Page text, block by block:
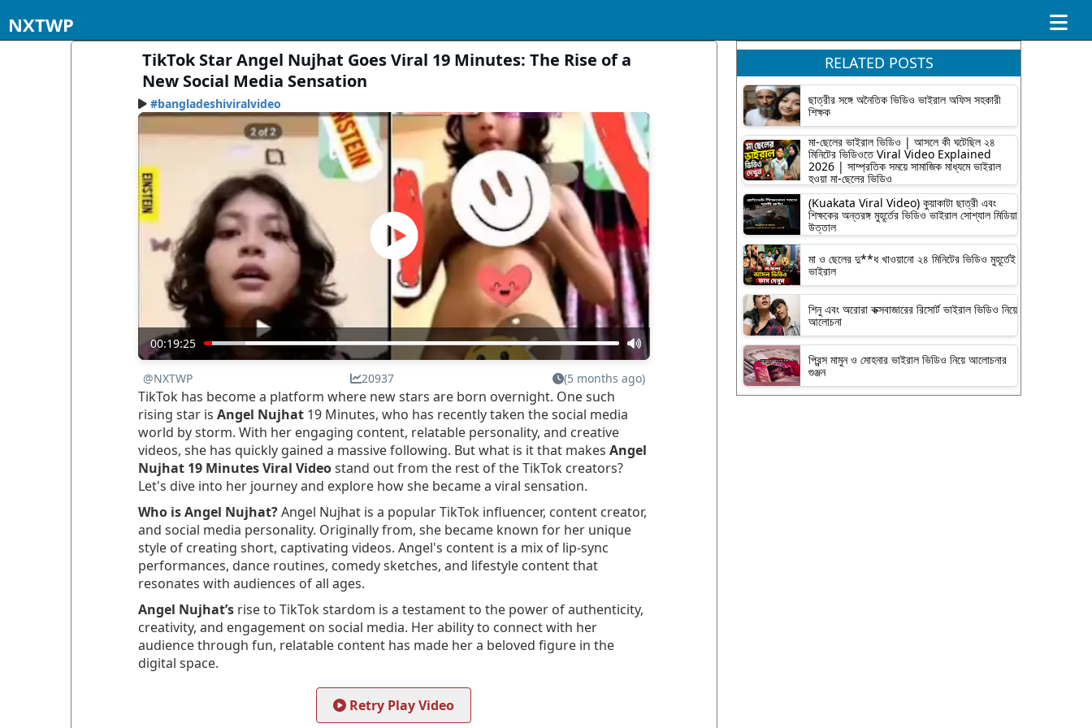
NXTWP
TikTok Star Angel Nujhat Goes Viral 19 Minutes: The Rise of a
New Social Media Sensation
#bangladeshiviralvideo
00:19:25
@NXTWP 20937 (5 months ago)
TikTok has become a platform where new stars are born overnight. One such
rising star is Angel Nujhat19 Minutes, who has recently taken the social media
world by storm. With her engaging content, relatable personality, and creative
videos, she has quickly gained a massive following. But what is it that makes Angel
Nujhat 19 Minutes Viral Videostand out from the rest of the TikTok creators?
Let's dive into her journey and explore how she became a viral sensation.
Who is Angel Nujhat?Angel Nujhat is a popular TikTok influencer, content creator,
and social media personality. Originally from, she became known for her unique
style of creating short, captivating videos. Angel's content is a mix of lip-sync
performances, dance routines, comedy sketches, and lifestyle content that
resonates with audiences of all ages.
Angel Nujhat’srise to TikTok stardom is a testament to the power of authenticity,
creativity, and engagement on social media. Her ability to connect with her
audience through fun, relatable content has made her a beloved figure in the
digital space.
Retry Play Video
RELATED POSTS
ছাত্রীর সঙ্গে অনৈতিক ভিডিও ভাইরাল অফিস সহকারী
শিক্ষক
মা-ছেলের ভাইরাল ভিডিও | আসলে কী ঘটেছিল ২৪
মিনিটের ভিডিওতে Viral Video Explained
2026 | সাম্প্রতিক সময়ে সামাজিক মাধ্যমে ভাইরাল
হওয়া মা-ছেলের ভিডিও
(Kuakata Viral Video) কুয়াকাটা ছাত্রী এবং
শিক্ষকের অন্তরঙ্গ মুহূর্তের ভিডিও ভাইরাল সোশ্যাল মিডিয়া
উত্তাল
মা ও ছেলের দু**ধ খাওয়ানো ২৪ মিনিটের ভিডিও মুহূর্তেই
ভাইরাল
শিনু এবং অরোরা কক্সবাজারের রিসোর্ট ভাইরাল ভিডিও নিয়ে
আলোচনা
প্রিন্স মামুন ও মোহনার ভাইরাল ভিডিও নিয়ে আলোচনার
গুঞ্জন